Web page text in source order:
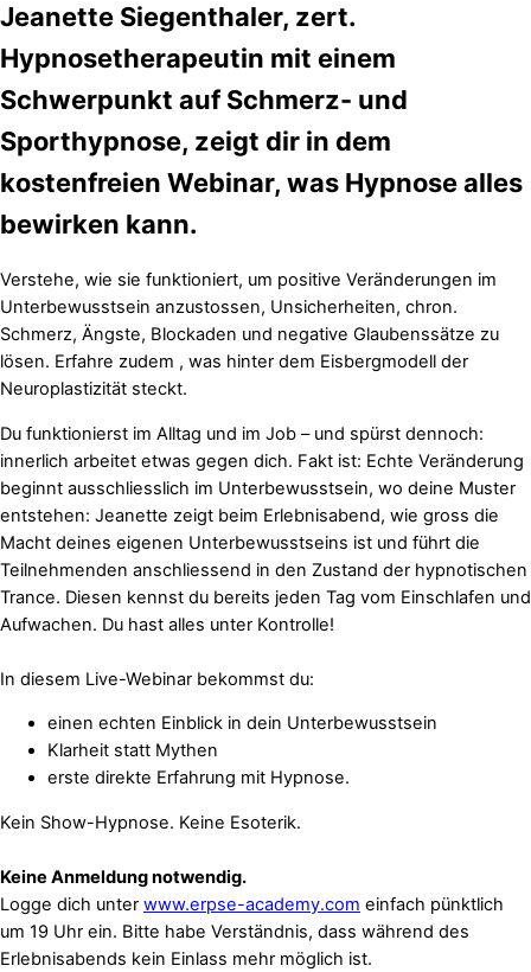
Jeanette Siegenthaler, zert.
Hypnosetherapeutin mit einem
Schwerpunkt auf Schmerz- und
Sporthypnose, zeigt dir in dem
kostenfreien Webinar, was Hypnose alles
bewirken kann.
Verstehe, wie sie funktioniert, um positive Veränderungen im
Unterbewusstsein anzustossen, Unsicherheiten, chron.
Schmerz, Ängste, Blockaden und negative Glaubenssätze zu
lösen. Erfahre zudem , was hinter dem Eisbergmodell der
Neuroplastizität steckt.
Du funktionierst im Alltag und im Job – und spürst dennoch:
innerlich arbeitet etwas gegen dich. Fakt ist: Echte Veränderung
beginnt ausschliesslich im Unterbewusstsein, wo deine Muster
entstehen: Jeanette zeigt beim Erlebnisabend, wie gross die
Macht deines eigenen Unterbewusstseins ist und führt die
Teilnehmenden anschliessend in den Zustand der hypnotischen
Trance. Diesen kennst du bereits jeden Tag vom Einschlafen und
Aufwachen. Du hast alles unter Kontrolle!
In diesem Live-Webinar bekommst du:
einen echten Einblick in dein Unterbewusstsein
Klarheit statt Mythen
erste direkte Erfahrung mit Hypnose.
Kein Show-Hypnose. Keine Esoterik.
Keine Anmeldung notwendig.
Logge dich unter www.erpse-academy.com einfach pünktlich
um 19 Uhr ein. Bitte habe Verständnis, dass während des
Erlebnisabends kein Einlass mehr möglich ist.